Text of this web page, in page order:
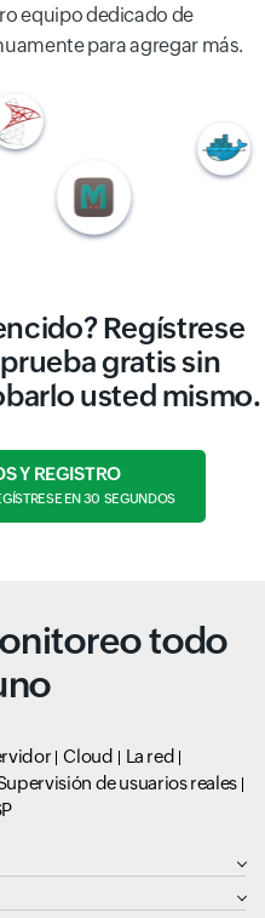
equipo dedicado de
para agregar más.
Regístrese
gratis sin
usted mismo.
Y REGISTRO
EN 30 SEGUNDOS
todo
Cloud
La red
de usuarios reales